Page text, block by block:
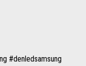
#denledsamsung